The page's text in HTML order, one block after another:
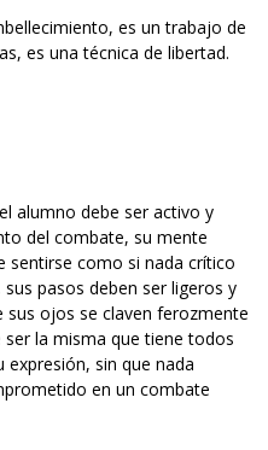
es un trabajo de
es una técnica de libertad.
alumno debe ser activo y
del combate, su mente
sentirse como si nada crítico
pasos deben ser ligeros y
sus ojos se claven ferozmente
la misma que tiene todos
expresión, sin que nada
en un combate